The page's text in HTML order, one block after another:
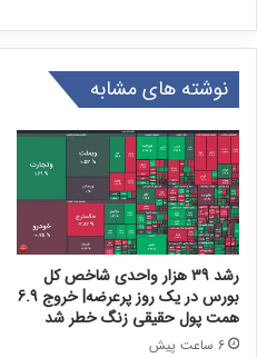
نوشته های مشابه
رشد 39 هزار واحدی شاخص کل
بورس در یک روز پرعرضه| خروج 6.9
همت پول حقیقی زنگ خطر شد
6 ساعت پیش